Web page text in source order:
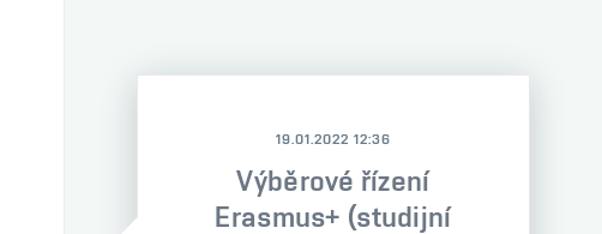
19.01.2022 12:36
Výběrové řízení
Erasmus+ (studijní